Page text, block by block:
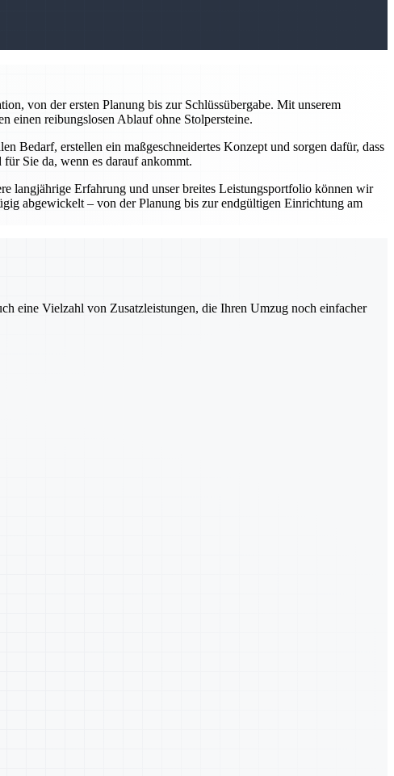
von der ersten Planung bis zur Schlüssübergabe. Mit unserem
einen reibungslosen Ablauf ohne Stolpersteine.
Bedarf, erstellen ein maßgeschneidertes Konzept und sorgen dafür, dass
Sie da, wenn es darauf ankommt.
langjährige Erfahrung und unser breites Leistungsportfolio können wir
abgewickelt – von der Planung bis zur endgültigen Einrichtung am
eine Vielzahl von Zusatzleistungen, die Ihren Umzug noch einfacher